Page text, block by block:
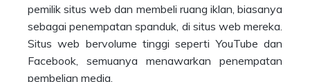
pemilik situs web dan membeli ruang iklan, biasanya
sebagai penempatan spanduk, di situs web mereka.
Situs web bervolume tinggi seperti YouTube dan
Facebook, semuanya menawarkan penempatan
pembelian media.